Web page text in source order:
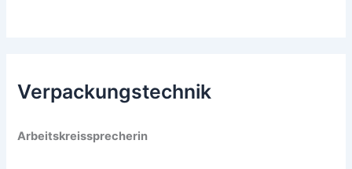
Verpackungstechnik
Arbeitskreissprecherin